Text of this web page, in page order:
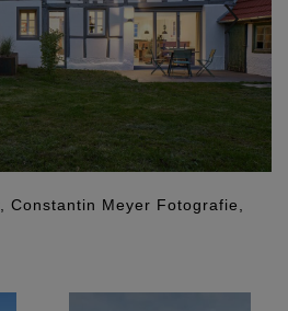
Constantin Meyer Fotografie,